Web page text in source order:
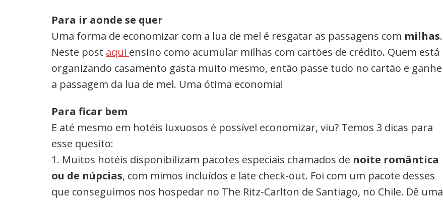
Para ir aonde se quer
Uma forma de economizar com a lua de mel é resgatar as passagens com milhas.
Neste post aqui ensino como acumular milhas com cartões de crédito. Quem está
organizando casamento gasta muito mesmo, então passe tudo no cartão e ganhe
a passagem da lua de mel. Uma ótima economia!
Para ficar bem
E até mesmo em hotéis luxuosos é possível economizar, viu? Temos 3 dicas para
esse quesito:
1. Muitos hotéis disponibilizam pacotes especiais chamados de noite romântica
ou de núpcias, com mimos incluídos e late check-out. Foi com um pacote desses
que conseguimos nos hospedar no The Ritz-Carlton de Santiago, no Chile. Dê uma